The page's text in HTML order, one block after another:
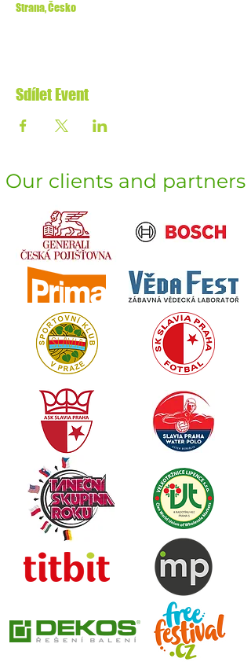
Strana, Česko
Sdílet Event
Our clients and partners